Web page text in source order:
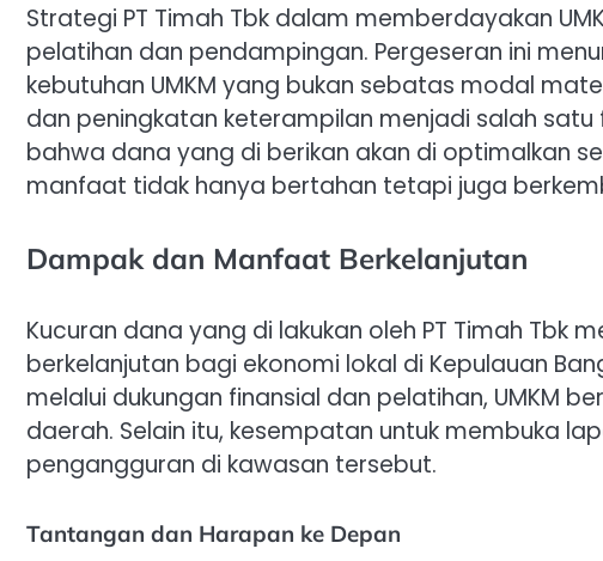
Strategi PT Timah Tbk dalam memberdayakan
pelatihan dan pendampingan. Pergeseran ini
kebutuhan UMKM yang bukan sebatas modal
dan peningkatan keterampilan menjadi salah
bahwa dana yang di berikan akan di optimalkan
manfaat tidak hanya bertahan tetapi juga
Dampak dan Manfaat Berkelanjutan
Kucuran dana yang di lakukan oleh PT Timah Tbk
berkelanjutan bagi ekonomi lokal di Kepulauan
melalui dukungan finansial dan pelatihan, UMKM
daerah. Selain itu, kesempatan untuk membuka
pengangguran di kawasan tersebut.
Tantangan dan Harapan ke Depan